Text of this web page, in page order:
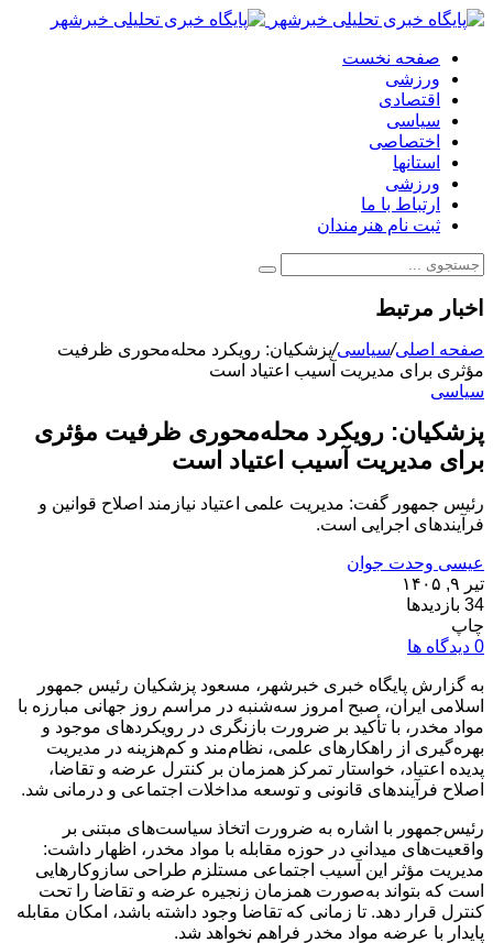
صفحه نخست
ورزشی
اقتصادی
سیاسی
اختصاصی
استانها
ورزشی
ارتباط با ما
ثبت نام هنرمندان
اخبار مرتبط
صفحه اصلی/سیاسی/پزشکیان: رویکرد محله‌محوری ظرفیت
مؤثری برای مدیریت آسیب اعتیاد است
سیاسی
پزشکیان: رویکرد محله‌محوری ظرفیت مؤثری
برای مدیریت آسیب اعتیاد است
رئیس جمهور گفت: مدیریت علمی اعتیاد نیازمند اصلاح قوانین و
فرآیندهای اجرایی است.
عیسی وحدت جوان
تیر ۹, ۱۴۰۵
34 بازدیدها
چاپ
0 دیدگاه ها
به گزارش پایگاه خبری خبرشهر، مسعود پزشکیان رئیس جمهور
اسلامی ایران، صبح امروز سه‌شنبه در مراسم روز جهانی مبارزه با
مواد مخدر، با تأکید بر ضرورت بازنگری در رویکردهای موجود و
بهره‌گیری از راهکارهای علمی، نظام‌مند و کم‌هزینه در مدیریت
پدیده اعتیاد، خواستار تمرکز همزمان بر کنترل عرضه و تقاضا،
اصلاح فرآیندهای قانونی و توسعه مداخلات اجتماعی و درمانی شد.
رئیس‌جمهور با اشاره به ضرورت اتخاذ سیاست‌های مبتنی بر
واقعیت‌های میدانی در حوزه مقابله با مواد مخدر، اظهار داشت:
مدیریت مؤثر این آسیب اجتماعی مستلزم طراحی سازوکارهایی
است که بتواند به‌صورت همزمان زنجیره عرضه و تقاضا را تحت
کنترل قرار دهد. تا زمانی که تقاضا وجود داشته باشد، امکان مقابله
پایدار با عرضه مواد مخدر فراهم نخواهد شد.